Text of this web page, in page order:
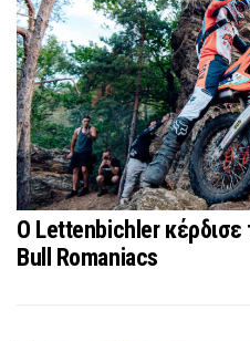
O Lettenbichler κέρδισε
Bull Romaniacs